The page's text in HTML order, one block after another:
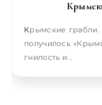
Крымские грабли. Почему у России не
получилось
гнилость и…